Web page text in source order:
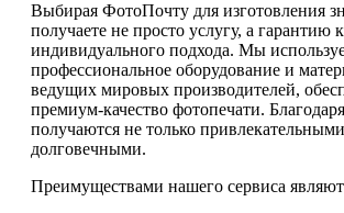
Выбирая ФотоПочту для изготовления
получаете не просто услугу, а гарантию
индивидуального подхода. Мы
профессиональное оборудование и
ведущих мировых производителей,
премиум-качество фотопечати.
получаются не только
долговечными.
Преимуществами нашего сервиса